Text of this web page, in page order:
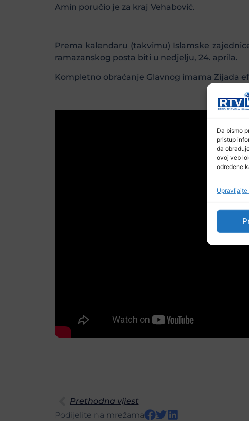
Da bismo
pristup
da
ovoj veb
određene
Upravljajte
Amin poručio je za kraj Vehabović.
Prema kalendaru (takvimu) Islamske
ramazanskog posta biti u nedjelju, 24. aprila.
Kompletno obraćanje Glavnog imama Zijada
Prethodna vijest
Podijelite na mrežama